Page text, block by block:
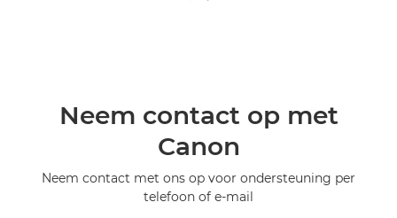
Neem contact op met
Canon
Neem contact met ons op voor ondersteuning per
telefoon of e-mail